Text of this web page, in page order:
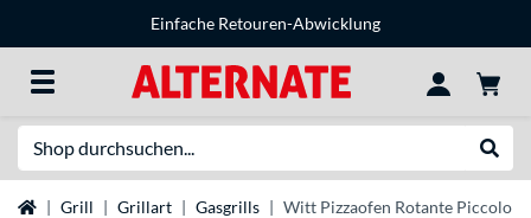
Einfache Retouren-Abwicklung
Startseite
Grill Grillart Gasgrills Witt Pizzaofen Rotante Piccolo